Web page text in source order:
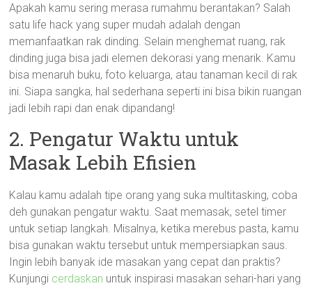
Apakah kamu sering merasa rumahmu berantakan? Salah
satu life hack yang super mudah adalah dengan
memanfaatkan rak dinding. Selain menghemat ruang, rak
dinding juga bisa jadi elemen dekorasi yang menarik. Kamu
bisa menaruh buku, foto keluarga, atau tanaman kecil di rak
ini. Siapa sangka, hal sederhana seperti ini bisa bikin ruangan
jadi lebih rapi dan enak dipandang!
2. Pengatur Waktu untuk
Masak Lebih Efisien
Kalau kamu adalah tipe orang yang suka multitasking, coba
deh gunakan pengatur waktu. Saat memasak, setel timer
untuk setiap langkah. Misalnya, ketika merebus pasta, kamu
bisa gunakan waktu tersebut untuk mempersiapkan saus.
Ingin lebih banyak ide masakan yang cepat dan praktis?
Kunjungi cerdaskan untuk inspirasi masakan sehari-hari yang